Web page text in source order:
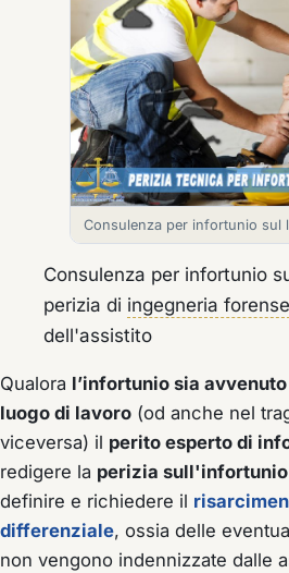
Consulenza per infortunio sul
Consulenza per infortunio
perizia di ingegneria forense
dell'assistito
Qualora l’infortunio sia
luogo di lavoro (od anche nel
viceversa) il perito esperto di
redigere la perizia sull'infortunio
definire e richiedere il
differenziale, ossia delle
non vengono indennizzate dalle